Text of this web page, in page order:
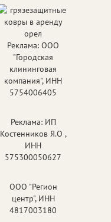
Реклама: ООО
"Городская
клининговая
компания", ИНН
5754006405
Реклама: ИП
Костенников Я.О ,
ИНН
575300050627
ООО "Регион
центр", ИНН
4817003180